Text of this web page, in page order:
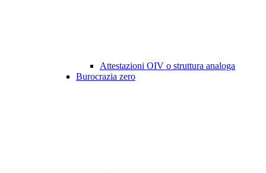
Attestazioni OIV o struttura analoga
Burocrazia zero